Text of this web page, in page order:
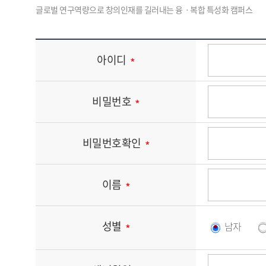
아이디
비밀번호
비밀번호확인
이름
성별 남자